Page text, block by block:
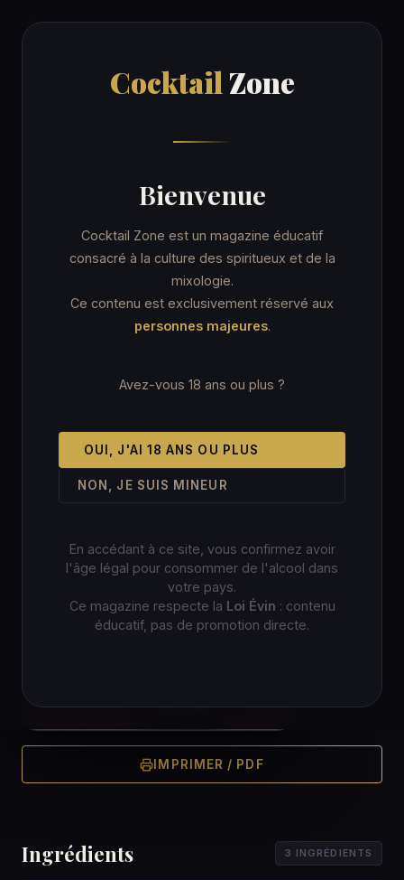
Cocktail Zone
Bienvenue
Cocktail Zone est un magazine éducatif
consacré à la culture des spiritueux et de la
mixologie.
Ce contenu est exclusivement réservé aux
personnes majeures.
Avez-vous 18 ans ou plus ?
OUI, J'AI 18 ANS OU PLUS
NON, JE SUIS MINEUR
En accédant à ce site, vous confirmez avoir
l'âge légal pour consommer de l'alcool dans
votre pays.
Ce magazine respecte la Loi Évin : contenu
éducatif, pas de promotion directe.
CocktailZone
7 min Pint glass ★☆☆ Facile
IMPRIMER / PDF
Ingrédients 3 INGRÉDIENTS